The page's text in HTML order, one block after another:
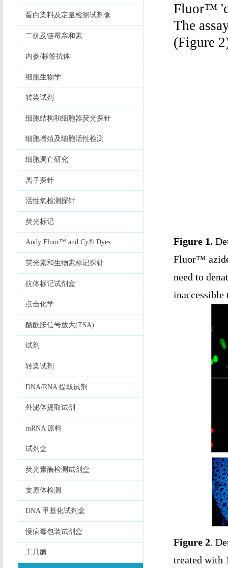
蛋白染料及定量检测试剂盒
二抗及链霉亲和素
内参/标签抗体
细胞生物学
转染试剂
细胞结构和细胞器荧光探针
细胞增殖及细胞活性检测
细胞凋亡研究
离子探针
活性氧检测探针
荧光标记
Andy Fluor™ and Cy® Dyes
荧光素和生物素标记探针
抗体标记试剂盒
点击化学
酪酰胺信号放大(TSA)
试剂
转染试剂
DNA/RNA 提取试剂
外泌体提取试剂
mRNA 原料
试剂盒
荧光素酶检测试剂盒
支原体检测
DNA 甲基化试剂盒
慢病毒包装试剂盒
工具酶
Fluor™
The
(Figure
Figure 1.
Fluor™
need to
inaccessible
Figure 2.
treated with